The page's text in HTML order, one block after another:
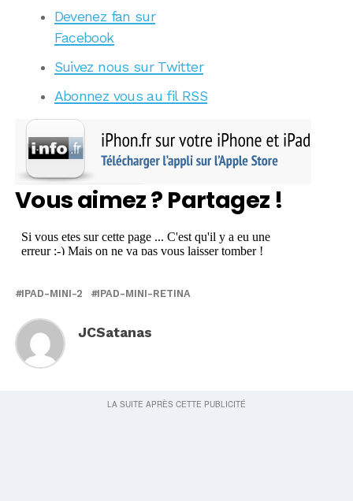
Devenez fan sur
Facebook
Suivez nous sur Twitter
Abonnez vous au fil RSS
Vous aimez ? Partagez !
IPAD-MINI-2 IPAD-MINI-RETINA
JCSatanas